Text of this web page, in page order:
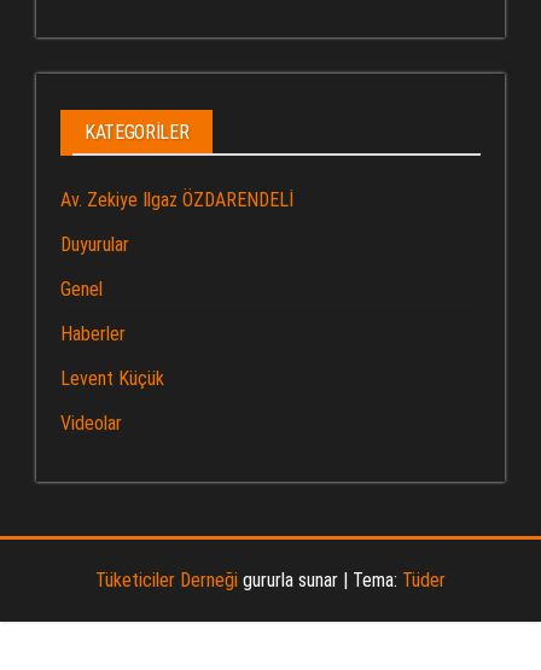
KATEGORILER
Av. Zekiye Ilgaz ÖZDARENDELİ
Duyurular
Genel
Haberler
Levent Küçük
Videolar
Tüketiciler Derneği gururla sunar | Tema: Tüder